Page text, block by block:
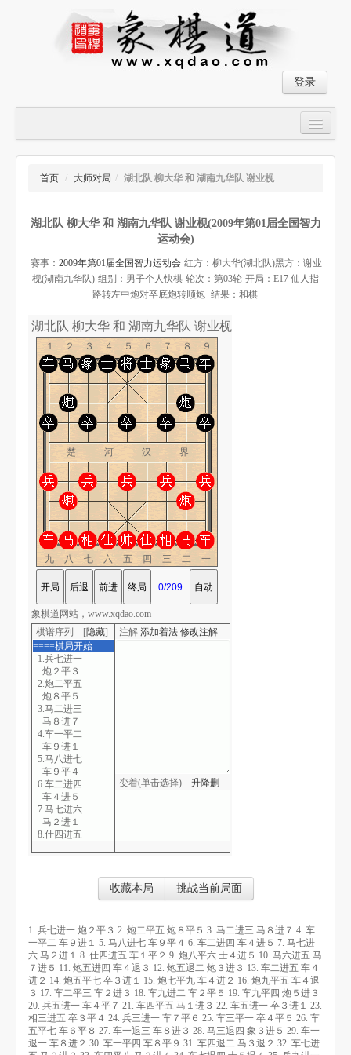
登录
大师对局
象棋棋谱
残局破解
象棋小游戏
首页 / 大师对局 / 湖北队 柳大华 和 湖南九华队 谢业枧
湖北队 柳大华 和 湖南九华队 谢业枧(2009年第01届全国智力
运动会)
赛事： 2009年第01届全国智力运动会 红方：柳大华(湖北队)黑方：谢业
枧(湖南九华队) 组别：男子个人快棋 轮次：第03轮 开局：E17 仙人指
路转左中炮对卒底炮转顺炮 结果：和棋
湖北队 柳大华 和 湖南九华队 谢业枧-象棋道
１２３４５６７８９
楚 河 汉 界
九八七六五四三二一
棋谱序列 [隐藏]
====棋局开始
1.兵七进一
炮２平３
2.炮二平五
炮８平５
3.马二进三
马８进７
4.车一平二
车９进１
5.马八进七
车９平４
6.车二进四
车４进５
7.马七进六
马２进１
8.仕四进五
9.炮八平六
12.炮五退二
炮３进３
13.车二进五
车４进２
14.炮五平七
卒３进１
15.炮七平九
车４进２
16.炮九平五
车４退３
注解 添加着法 修改注解
变着(单击选择) 升降删
象棋道网站，www.xqdao.com
收藏本局 挑战当前局面
1. 兵七进一 炮２平３ 2. 炮二平五 炮８平５ 3. 马二进三 马８进７ 4. 车
一平二 车９进１ 5. 马八进七 车９平４ 6. 车二进四 车４进５ 7. 马七进
六 马２进１ 8. 仕四进五 车１平２ 9. 炮八平六 士４进５ 10. 马六进五 马
７进５ 11. 炮五进四 车４退３ 12. 炮五退二 炮３进３ 13. 车二进五 车４
进２ 14. 炮五平七 卒３进１ 15. 炮七平九 车４进２ 16. 炮九平五 车４退
３ 17. 车二平三 车２进３ 18. 车九进二 车２平５ 19. 车九平四 炮５进３
20. 兵五进一 车４平７ 21. 车四平五 马１进３ 22. 车五进一 卒３进１ 23.
相三进五 卒３平４ 24. 兵三进一 车７平６ 25. 车三平一 卒４平５ 26. 车
五平七 车６平８ 27. 车一退三 车８进３ 28. 马三退四 象３进５ 29. 车一
退一 车８进２ 30. 车一平四 车８平９ 31. 车四退二 马３退２ 32. 车七进